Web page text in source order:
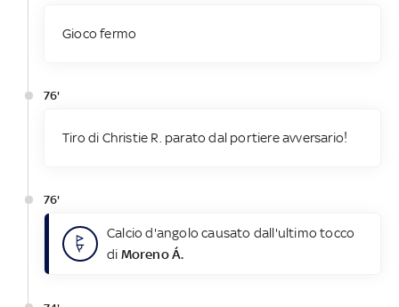
Gioco fermo
76'
Tiro di Christie R. parato dal portiere avversario!
76'
Calcio d'angolo causato dall'ultimo tocco
di Moreno Á.